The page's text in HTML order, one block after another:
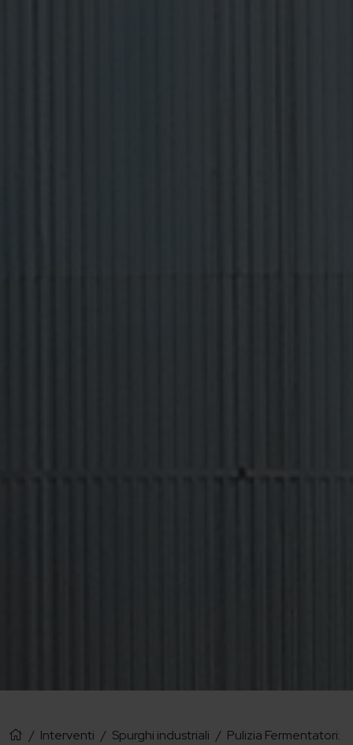
/ Interventi / Spurghi industriali / Pulizia Fermentatori: